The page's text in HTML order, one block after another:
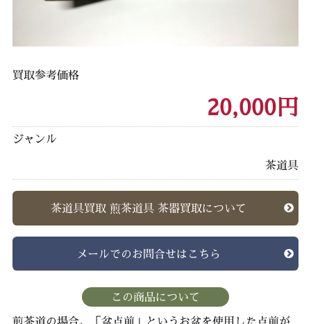
買取参考価格
20,000円
ジャンル
茶道具
茶道具買取 煎茶道具 茶器買取について
メールでのお問合せはこちら
この商品について